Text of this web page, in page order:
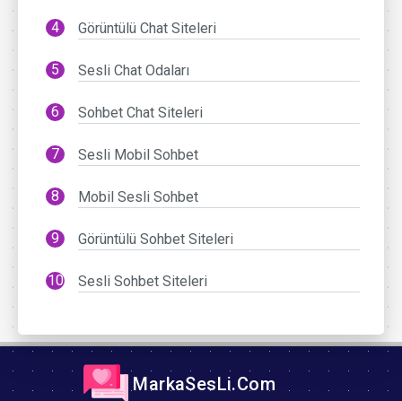
Görüntülü Chat Siteleri
Sesli Chat Odaları
Sohbet Chat Siteleri
Sesli Mobil Sohbet
Mobil Sesli Sohbet
Görüntülü Sohbet Siteleri
Sesli Sohbet Siteleri
MarkaSesLi.Com